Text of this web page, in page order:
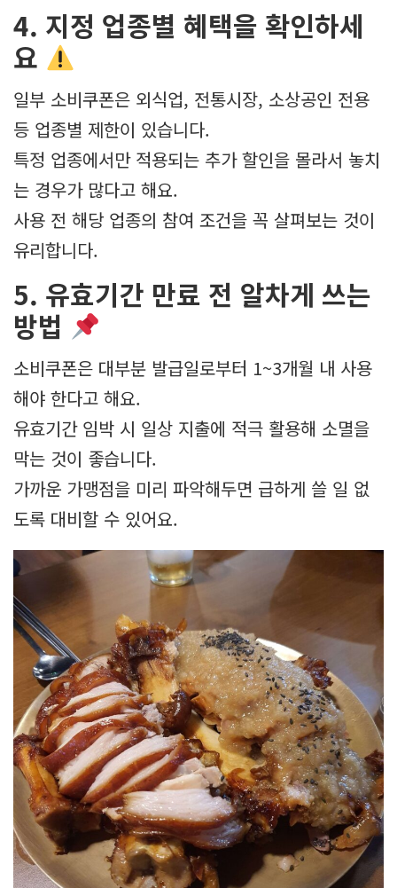
4. 지정 업종별 혜택을 확인하세
요
일부 소비쿠폰은 외식업, 전통시장, 소상공인 전용
등 업종별 제한이 있습니다.
특정 업종에서만 적용되는 추가 할인을 몰라서 놓치
는 경우가 많다고 해요.
사용 전 해당 업종의 참여 조건을 꼭 살펴보는 것이
유리합니다.
5. 유효기간 만료 전 알차게 쓰는
방법
소비쿠폰은 대부분 발급일로부터 1~3개월 내 사용
해야 한다고 해요.
유효기간 임박 시 일상 지출에 적극 활용해 소멸을
막는 것이 좋습니다.
가까운 가맹점을 미리 파악해두면 급하게 쓸 일 없
도록 대비할 수 있어요.